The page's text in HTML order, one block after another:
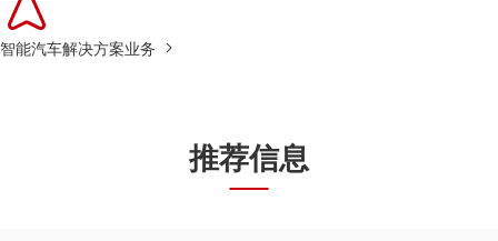
智能汽车解决方案业务
推荐信息